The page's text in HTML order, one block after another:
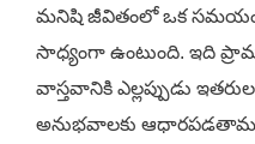
మనిషి జీవితంలో ఒక
సాధ్యంగా ఉంటుంది. ఇది
వాస్తవానికి ఎల్లప్పుడు
అనుభవాలకు